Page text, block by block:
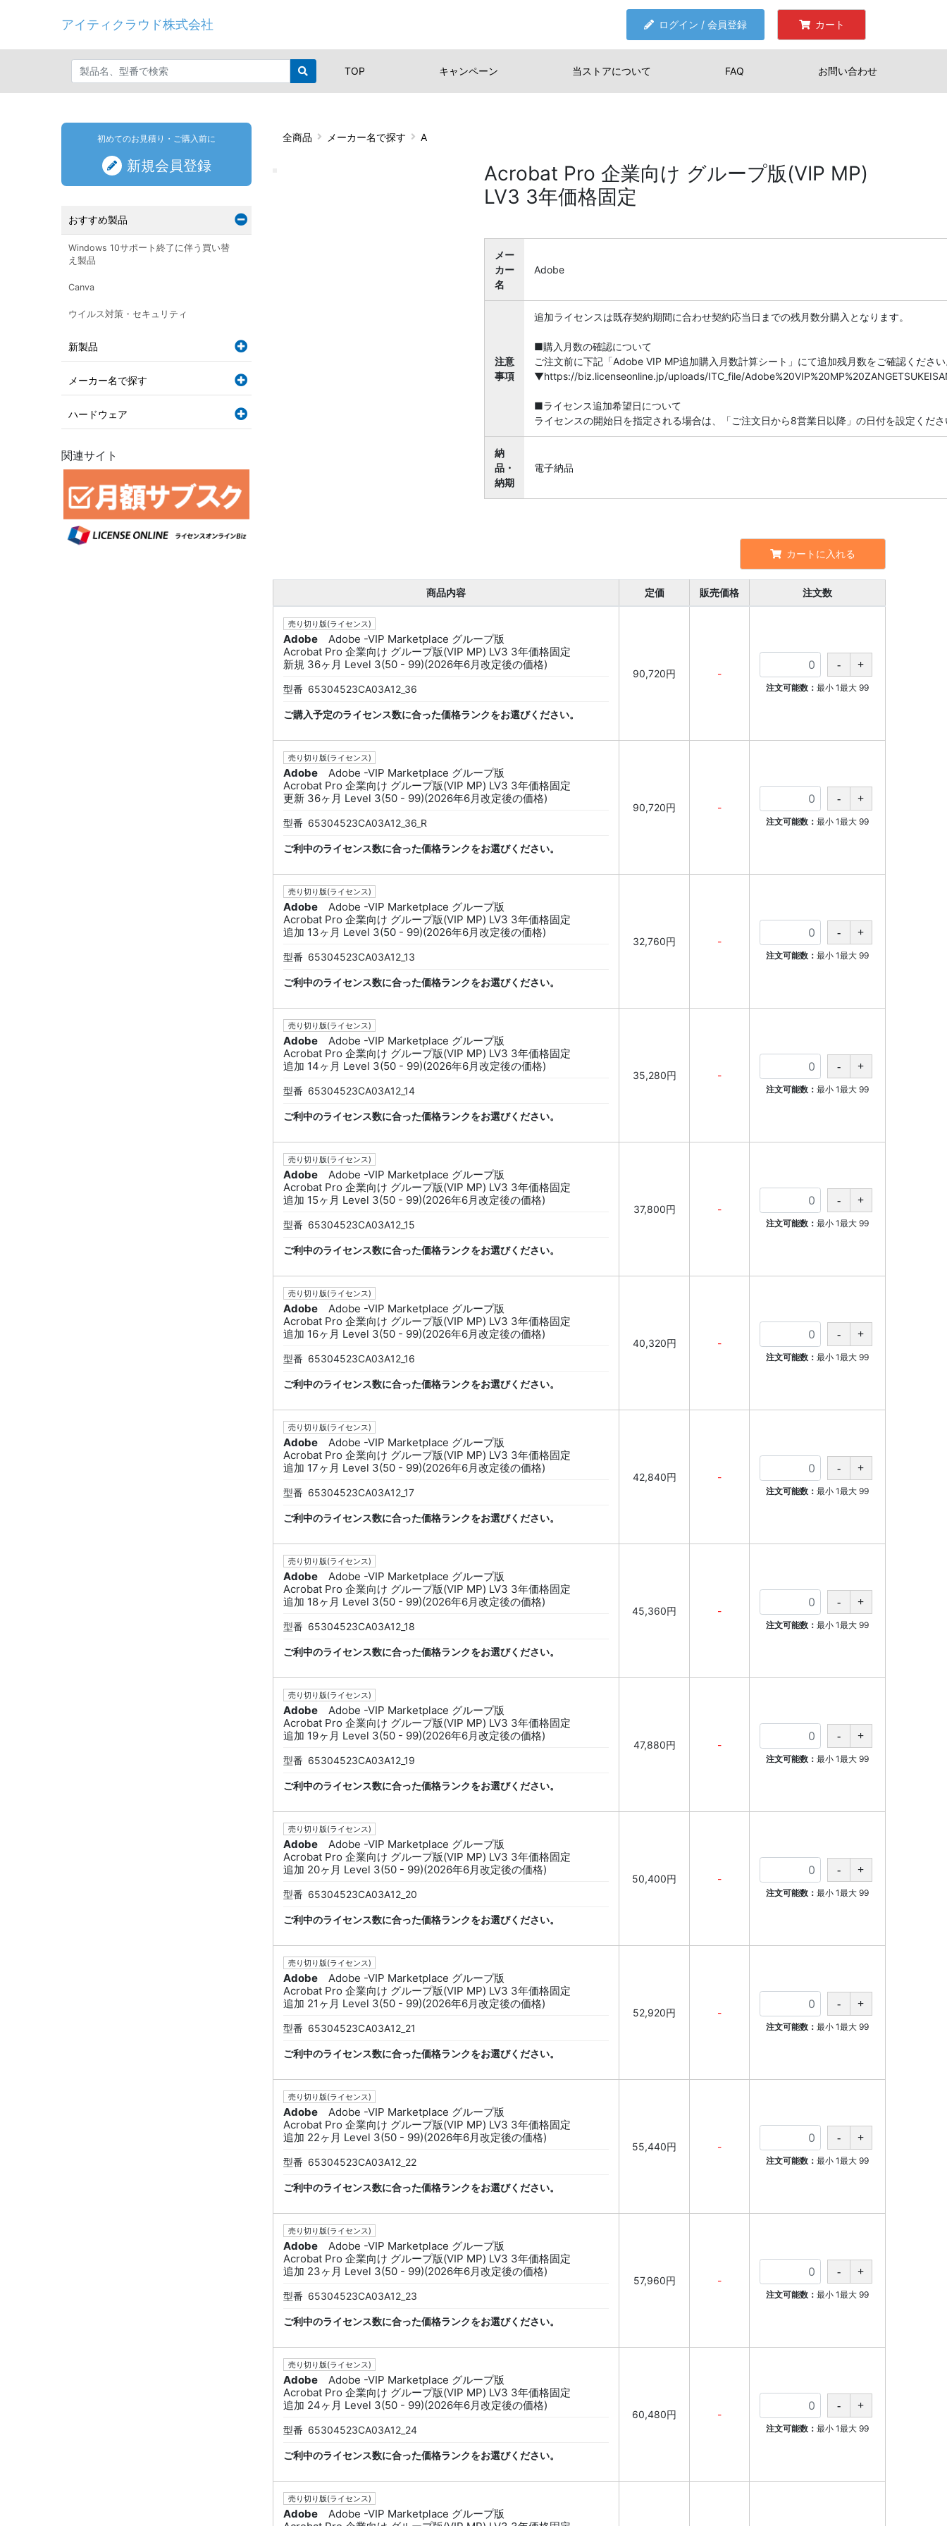
アイティクラウド株式会社 ログイン / 会員登録 カート
TOP キャンペーン 当ストアについて FAQ お問い合わせ
全商品 メーカー名で探す A
Acrobat Pro 企業向け グループ版(VIP MP)
LV3 3年価格固定
メー
カー
名
Adobe
注意
事項
追加ライセンスは既存契約期間に合わせ契約応当日までの残月数分購入となります。
■購入月数の確認について
ご注文前に下記「Adobe VIP MP追加購入月数計算シート」にて追加残月数をご確認くださ
▼https://biz.licenseonline.jp/uploads/ITC_file/
■ライセンス追加希望日について
ライセンスの開始日を指定される場合は、「ご注文日から8営業日以降」の日付を設定くだ
納
品・
納期
電子納品
カートに入れる
商品内容 定価 販売価格 注文数
売り切り版(ライセンス)
Adobe
Adobe -VIP Marketplace グループ版
Acrobat Pro 企業向け グループ版(VIP MP) LV3 3年価格固定
新規 36ヶ月 Level 3(50 - 99)(2026年6月改定後の価格)
型番 65304523CA03A12_36
ご購入予定のライセンス数に合った価格ランクをお選びください。
90,720円 -
注文可能数： 最小 1最大 99
売り切り版(ライセンス)
Adobe
Adobe -VIP Marketplace グループ版
Acrobat Pro 企業向け グループ版(VIP MP) LV3 3年価格固定
更新 36ヶ月 Level 3(50 - 99)(2026年6月改定後の価格)
型番 65304523CA03A12_36_R
ご利中のライセンス数に合った価格ランクをお選びください。
90,720円 -
注文可能数： 最小 1最大 99
売り切り版(ライセンス)
Adobe
Adobe -VIP Marketplace グループ版
Acrobat Pro 企業向け グループ版(VIP MP) LV3 3年価格固定
追加 13ヶ月 Level 3(50 - 99)(2026年6月改定後の価格)
型番 65304523CA03A12_13
ご利中のライセンス数に合った価格ランクをお選びください。
32,760円 -
注文可能数： 最小 1最大 99
売り切り版(ライセンス)
Adobe
Adobe -VIP Marketplace グループ版
Acrobat Pro 企業向け グループ版(VIP MP) LV3 3年価格固定
追加 14ヶ月 Level 3(50 - 99)(2026年6月改定後の価格)
型番 65304523CA03A12_14
ご利中のライセンス数に合った価格ランクをお選びください。
35,280円 -
注文可能数： 最小 1最大 99
売り切り版(ライセンス)
Adobe
Adobe -VIP Marketplace グループ版
Acrobat Pro 企業向け グループ版(VIP MP) LV3 3年価格固定
追加 15ヶ月 Level 3(50 - 99)(2026年6月改定後の価格)
型番 65304523CA03A12_15
ご利中のライセンス数に合った価格ランクをお選びください。
37,800円 -
注文可能数： 最小 1最大 99
売り切り版(ライセンス)
Adobe
Adobe -VIP Marketplace グループ版
Acrobat Pro 企業向け グループ版(VIP MP) LV3 3年価格固定
追加 16ヶ月 Level 3(50 - 99)(2026年6月改定後の価格)
型番 65304523CA03A12_16
ご利中のライセンス数に合った価格ランクをお選びください。
40,320円 -
注文可能数： 最小 1最大 99
売り切り版(ライセンス)
Adobe
Adobe -VIP Marketplace グループ版
Acrobat Pro 企業向け グループ版(VIP MP) LV3 3年価格固定
追加 17ヶ月 Level 3(50 - 99)(2026年6月改定後の価格)
型番 65304523CA03A12_17
ご利中のライセンス数に合った価格ランクをお選びください。
42,840円 -
注文可能数： 最小 1最大 99
売り切り版(ライセンス)
Adobe
Adobe -VIP Marketplace グループ版
Acrobat Pro 企業向け グループ版(VIP MP) LV3 3年価格固定
追加 18ヶ月 Level 3(50 - 99)(2026年6月改定後の価格)
型番 65304523CA03A12_18
ご利中のライセンス数に合った価格ランクをお選びください。
45,360円 -
注文可能数： 最小 1最大 99
売り切り版(ライセンス)
Adobe
Adobe -VIP Marketplace グループ版
Acrobat Pro 企業向け グループ版(VIP MP) LV3 3年価格固定
追加 19ヶ月 Level 3(50 - 99)(2026年6月改定後の価格)
型番 65304523CA03A12_19
ご利中のライセンス数に合った価格ランクをお選びください。
47,880円 -
注文可能数： 最小 1最大 99
売り切り版(ライセンス)
Adobe
Adobe -VIP Marketplace グループ版
Acrobat Pro 企業向け グループ版(VIP MP) LV3 3年価格固定
追加 20ヶ月 Level 3(50 - 99)(2026年6月改定後の価格)
型番 65304523CA03A12_20
ご利中のライセンス数に合った価格ランクをお選びください。
50,400円 -
注文可能数： 最小 1最大 99
売り切り版(ライセンス)
Adobe
Adobe -VIP Marketplace グループ版
Acrobat Pro 企業向け グループ版(VIP MP) LV3 3年価格固定
追加 21ヶ月 Level 3(50 - 99)(2026年6月改定後の価格)
型番 65304523CA03A12_21
ご利中のライセンス数に合った価格ランクをお選びください。
52,920円 -
注文可能数： 最小 1最大 99
売り切り版(ライセンス)
Adobe
Adobe -VIP Marketplace グループ版
Acrobat Pro 企業向け グループ版(VIP MP) LV3 3年価格固定
追加 22ヶ月 Level 3(50 - 99)(2026年6月改定後の価格)
型番 65304523CA03A12_22
ご利中のライセンス数に合った価格ランクをお選びください。
55,440円 -
注文可能数： 最小 1最大 99
売り切り版(ライセンス)
Adobe
Adobe -VIP Marketplace グループ版
Acrobat Pro 企業向け グループ版(VIP MP) LV3 3年価格固定
追加 23ヶ月 Level 3(50 - 99)(2026年6月改定後の価格)
型番 65304523CA03A12_23
ご利中のライセンス数に合った価格ランクをお選びください。
57,960円 -
注文可能数： 最小 1最大 99
売り切り版(ライセンス)
Adobe
Adobe -VIP Marketplace グループ版
Acrobat Pro 企業向け グループ版(VIP MP) LV3 3年価格固定
追加 24ヶ月 Level 3(50 - 99)(2026年6月改定後の価格)
型番 65304523CA03A12_24
ご利中のライセンス数に合った価格ランクをお選びください。
60,480円 -
注文可能数： 最小 1最大 99
売り切り版(ライセンス)
Adobe
Adobe -VIP Marketplace グループ版
初めてのお見積り・ご購入前に
新規会員登録
おすすめ製品
Windows 10サポート終了に伴う買い替
え製品
Canva
ウイルス対策・セキュリティ
新製品
メーカー名で探す
ハードウェア
関連サイト